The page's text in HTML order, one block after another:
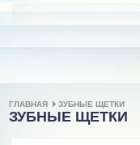
ГЛАВНАЯ ЗУБНЫЕ ЩЕТКИ
ЗУБНЫЕ ЩЕТКИ